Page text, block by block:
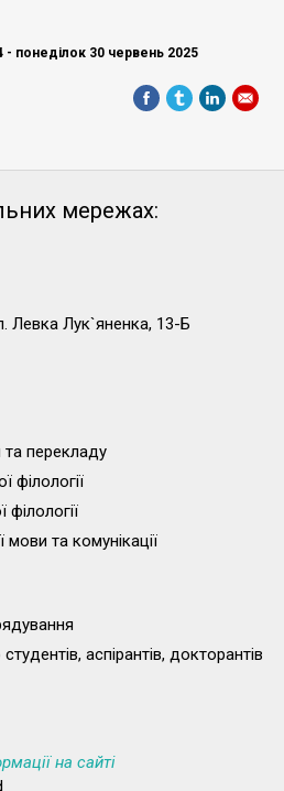
- понеділок 30 червень 2025
мережах:
Левка Лук`яненка, 13-Б
та перекладу
філології
та комунікації
аспірантів, докторантів
на сайті